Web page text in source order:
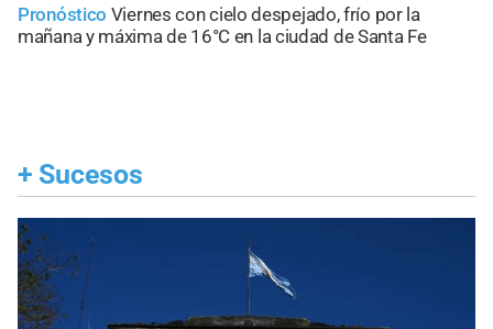
Pronóstico Viernes con cielo despejado, frío por la
mañana y máxima de 16°C en la ciudad de Santa Fe
+ Sucesos